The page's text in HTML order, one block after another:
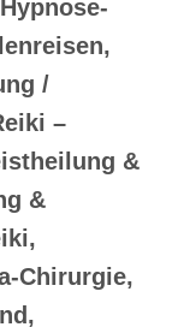
/
–
&
&
Chirurgie,